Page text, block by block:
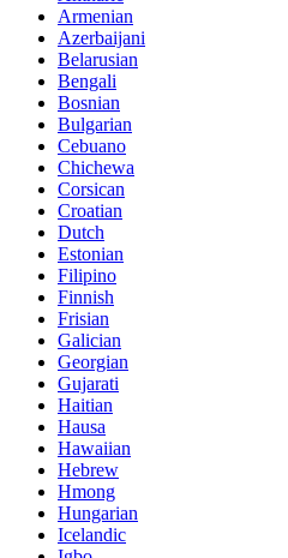
Armenian
Azerbaijani
Belarusian
Bengali
Bosnian
Bulgarian
Cebuano
Chichewa
Corsican
Croatian
Dutch
Estonian
Filipino
Finnish
Frisian
Galician
Georgian
Gujarati
Haitian
Hausa
Hawaiian
Hebrew
Hmong
Hungarian
Icelandic